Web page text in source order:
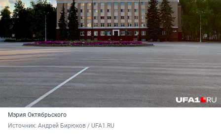
Мэрия Октябрьского
Источник: Андрей Бирюков / UFA1.RU